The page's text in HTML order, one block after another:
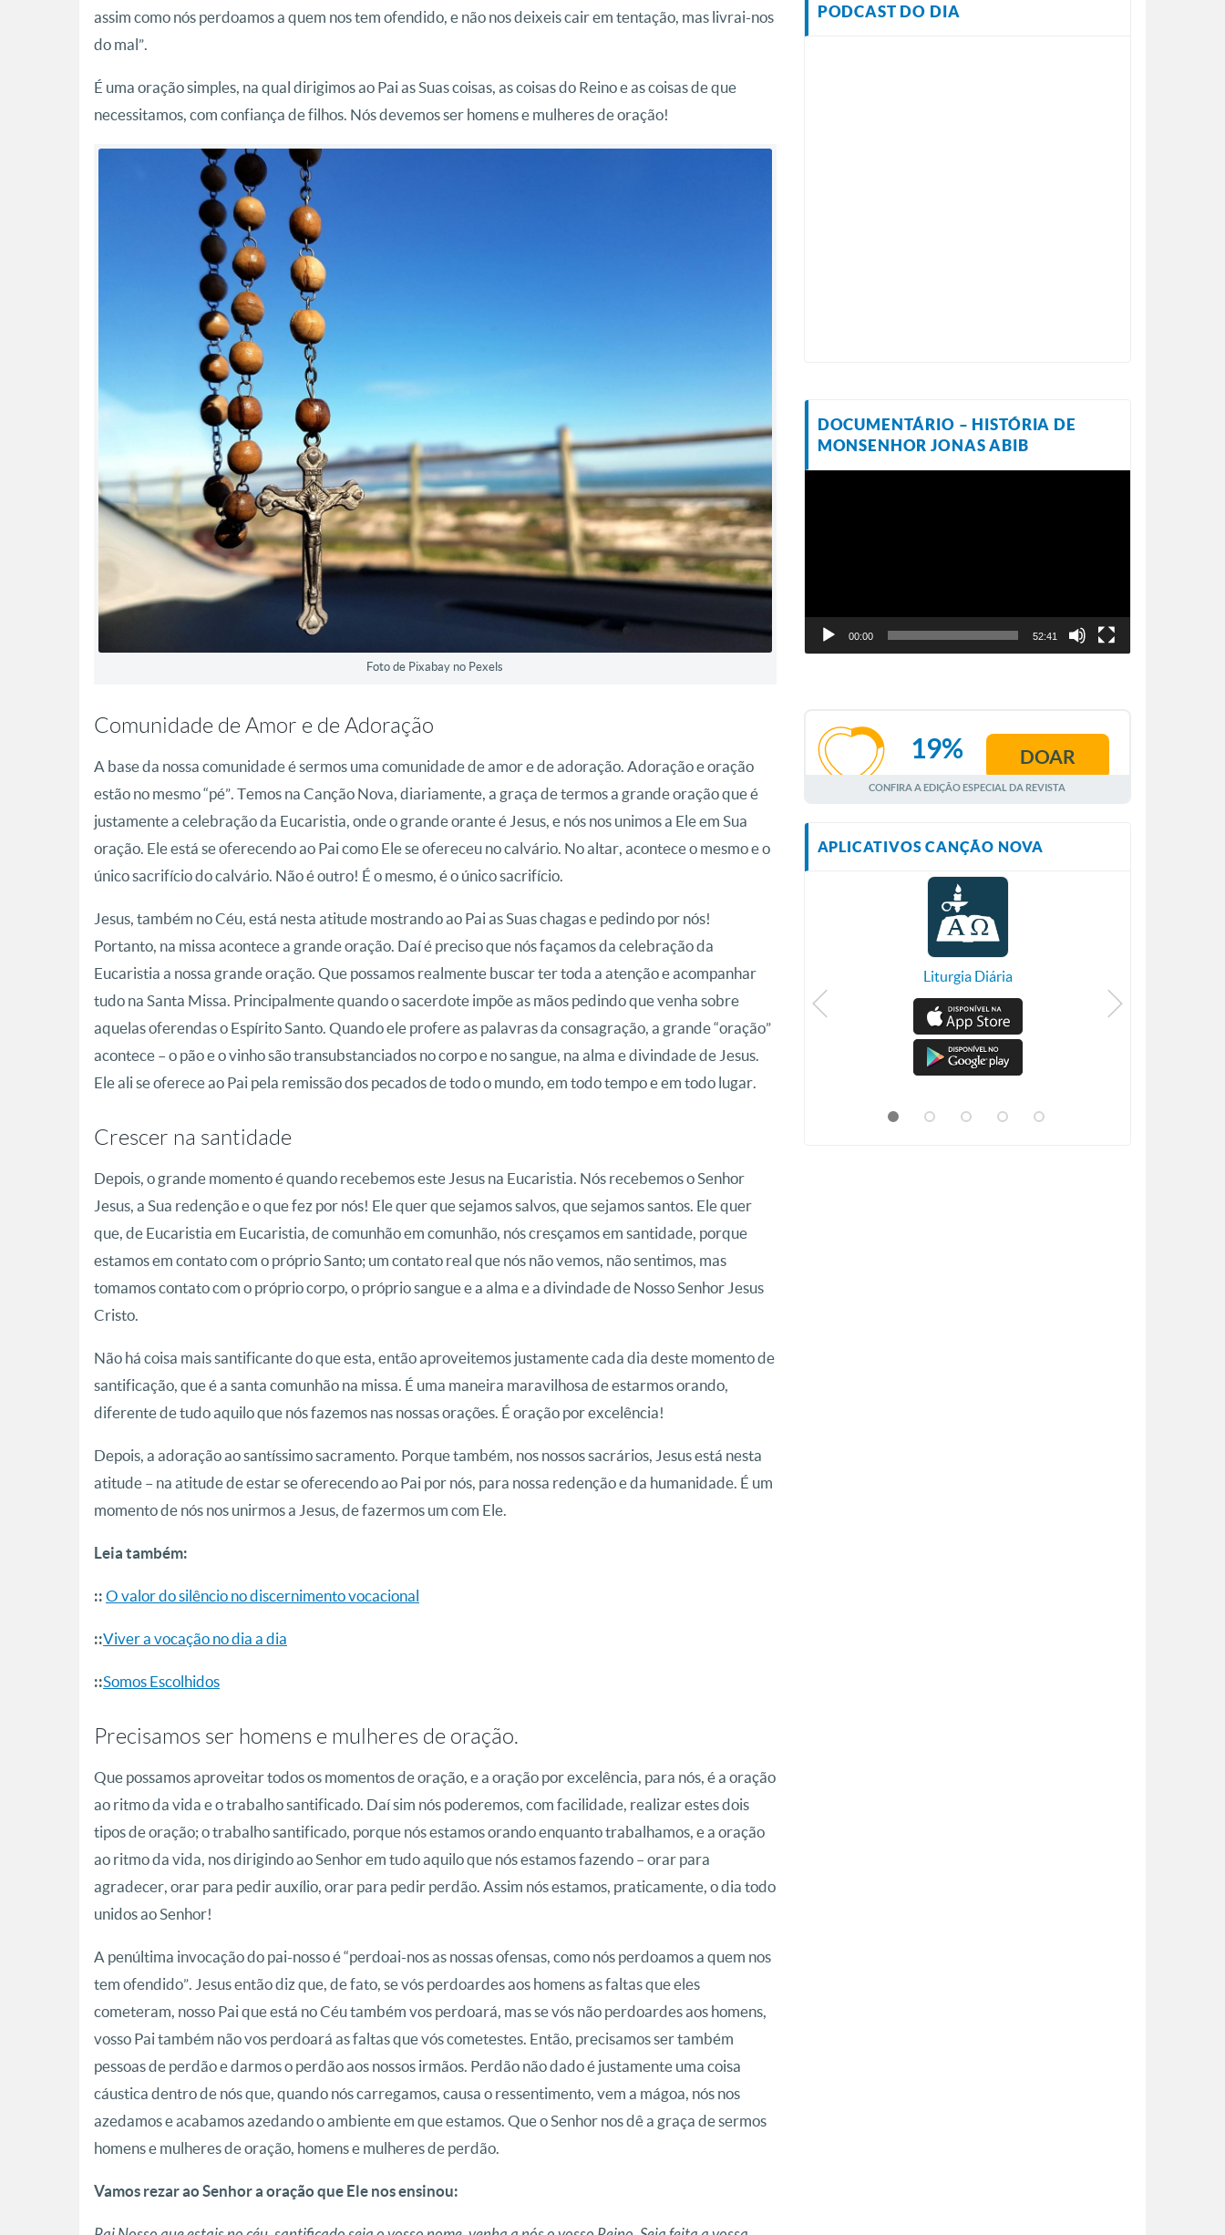
assim como nós perdoamos a quem nos tem ofendido, e não nos deixeis cair em tentação, mas livrai-nos
do mal”.
É uma oração simples, na qual dirigimos ao Pai as Suas coisas, as coisas do Reino e as coisas de que
necessitamos, com confiança de filhos. Nós devemos ser homens e mulheres de oração!
Foto de Pixabay no Pexels
Comunidade de Amor e de Adoração
A base da nossa comunidade é sermos uma comunidade de amor e de adoração. Adoração e oração
estão no mesmo “pé”. Temos na Canção Nova, diariamente, a graça de termos a grande oração que é
justamente a celebração da Eucaristia, onde o grande orante é Jesus, e nós nos unimos a Ele em Sua
oração. Ele está se oferecendo ao Pai como Ele se ofereceu no calvário. No altar, acontece o mesmo e o
único sacrifício do calvário. Não é outro! É o mesmo, é o único sacrifício.
Jesus, também no Céu, está nesta atitude mostrando ao Pai as Suas chagas e pedindo por nós!
Portanto, na missa acontece a grande oração. Daí é preciso que nós façamos da celebração da
Eucaristia a nossa grande oração. Que possamos realmente buscar ter toda a atenção e acompanhar
tudo na Santa Missa. Principalmente quando o sacerdote impõe as mãos pedindo que venha sobre
aquelas oferendas o Espírito Santo. Quando ele profere as palavras da consagração, a grande “oração”
acontece – o pão e o vinho são transubstanciados no corpo e no sangue, na alma e divindade de Jesus.
Ele ali se oferece ao Pai pela remissão dos pecados de todo o mundo, em todo tempo e em todo lugar.
Crescer na santidade
Depois, o grande momento é quando recebemos este Jesus na Eucaristia. Nós recebemos o Senhor
Jesus, a Sua redenção e o que fez por nós! Ele quer que sejamos salvos, que sejamos santos. Ele quer
que, de Eucaristia em Eucaristia, de comunhão em comunhão, nós cresçamos em santidade, porque
estamos em contato com o próprio Santo; um contato real que nós não vemos, não sentimos, mas
tomamos contato com o próprio corpo, o próprio sangue e a alma e a divindade de Nosso Senhor Jesus
Cristo.
Não há coisa mais santificante do que esta, então aproveitemos justamente cada dia deste momento de
santificação, que é a santa comunhão na missa. É uma maneira maravilhosa de estarmos orando,
diferente de tudo aquilo que nós fazemos nas nossas orações. É oração por excelência!
Depois, a adoração ao santíssimo sacramento. Porque também, nos nossos sacrários, Jesus está nesta
atitude – na atitude de estar se oferecendo ao Pai por nós, para nossa redenção e da humanidade. É um
momento de nós nos unirmos a Jesus, de fazermos um com Ele.
Leia também:
:: O valor do silêncio no discernimento vocacional
::Viver a vocação no dia a dia
::Somos Escolhidos
Precisamos ser homens e mulheres de oração.
Que possamos aproveitar todos os momentos de oração, e a oração por excelência, para nós, é a oração
ao ritmo da vida e o trabalho santificado. Daí sim nós poderemos, com facilidade, realizar estes dois
tipos de oração; o trabalho santificado, porque nós estamos orando enquanto trabalhamos, e a oração
ao ritmo da vida, nos dirigindo ao Senhor em tudo aquilo que nós estamos fazendo – orar para
agradecer, orar para pedir auxílio, orar para pedir perdão. Assim nós estamos, praticamente, o dia todo
unidos ao Senhor!
A penúltima invocação do pai-nosso é “perdoai-nos as nossas ofensas, como nós perdoamos a quem nos
tem ofendido”. Jesus então diz que, de fato, se vós perdoardes aos homens as faltas que eles
cometeram, nosso Pai que está no Céu também vos perdoará, mas se vós não perdoardes aos homens,
vosso Pai também não vos perdoará as faltas que vós cometestes. Então, precisamos ser também
pessoas de perdão e darmos o perdão aos nossos irmãos. Perdão não dado é justamente uma coisa
cáustica dentro de nós que, quando nós carregamos, causa o ressentimento, vem a mágoa, nós nos
azedamos e acabamos azedando o ambiente em que estamos. Que o Senhor nos dê a graça de sermos
homens e mulheres de oração, homens e mulheres de perdão.
Vamos rezar ao Senhor a oração que Ele nos ensinou:
PODCAST DO DIA
DOCUMENTÁRIO – HISTÓRIA DE
MONSENHOR JONAS ABIB
00:00 52:41
AGOSTO
19% DOAR
CONFIRA A EDIÇÃO ESPECIAL DA REVISTA
APLICATIVOS CANÇÃO NOVA
CN Plus Liturgia Diária